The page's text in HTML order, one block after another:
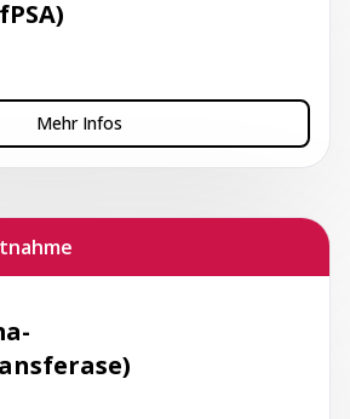
Mehr Infos